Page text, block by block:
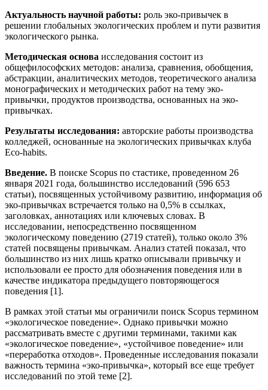
Актуальность научной работы: роль эко-привычек в
решении глобальных экологических проблем и пути развития
экологического рынка.
Методическая основа исследования состоит из
общефилософских методов: анализа, сравнения, обобщения,
абстракции, аналитических методов, теоретического анализа
монографических и методических работ на тему эко-
привычки, продуктов производства, основанных на эко-
привычках.
Результаты исследования: авторские работы производства
колледжей, основанные на экологических привычках клуба
Eco-habits.
Введение. В поиске Scopus по стастике, проведенном 26
января 2021 года, большинство исследований (596 653
статьи), посвященных устойчивому развитию, информация об
эко-привычках встречается только на 0,5% в ссылках,
заголовках, аннотациях или ключевых словах. В
исследовании, непосредственно посвященном
экологическому поведению (2719 статей), только около 3%
статей посвящены привычкам. Анализ статей показал, что
большинство из них лишь кратко описывали привычку и
использовали ее просто для обозначения поведения или в
качестве индикатора предыдущего повторяющегося
поведения [1].
В рамках этой статьи мы ограничили поиск Scopus термином
«экологическое поведение». Однако привычки можно
рассматривать вместе с другими терминами, такими как
«экологическое поведение», «устойчивое поведение» или
«переработка отходов». Проведенные исследования показали
важность термина «эко-привычка», который все еще требует
исследований по этой теме [2].